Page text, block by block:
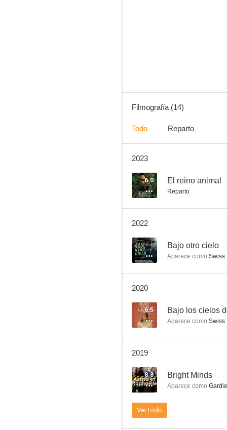
Filmografía (14)
Todo Reparto
2023
6.0 El reino animal
Reparto
2022
-- Bajo otro cielo
Aparece como Swiss
2020
6.5 Bajo los cielos
Aparece como Swiss
2019
8.3 Bright Minds
Aparece como
Ver todo